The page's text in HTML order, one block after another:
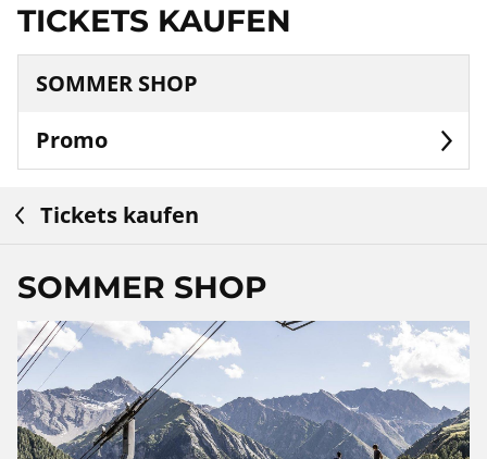
TICKETS KAUFEN
SOMMER SHOP
Promo
Tickets kaufen
SOMMER SHOP